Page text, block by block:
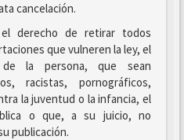
cancelación.
derecho de retirar todos
que vulneren la ley, el
la persona, que sean
racistas, pornográficos,
la juventud o la infancia, el
o que, a su juicio, no
publicación.